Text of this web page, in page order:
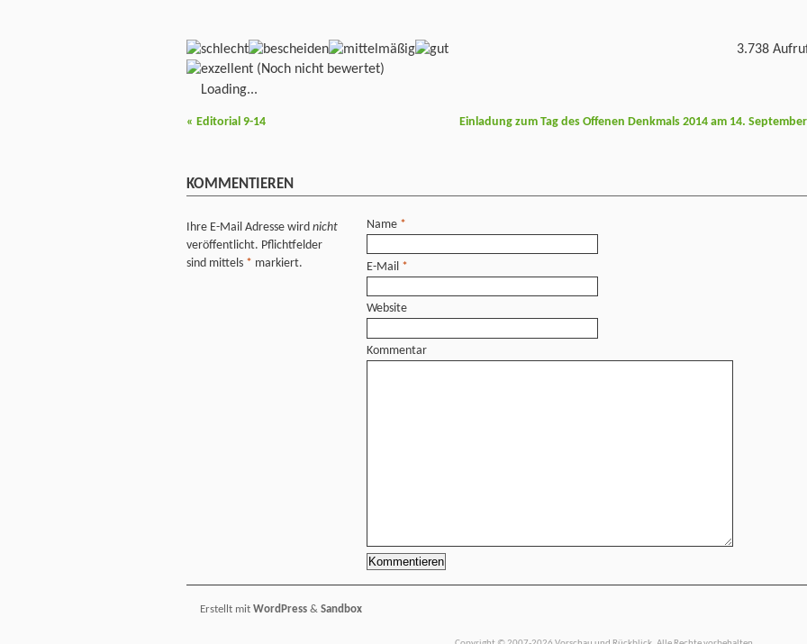
(Noch nicht bewertet)
Loading...
3.738
« Editorial 9-14 Einladung zum Tag des Offenen Denkmals 2014 am 14. September
KOMMENTIEREN
Ihre E-Mail Adresse wird nicht
veröffentlicht. Pflichtfelder
sind mittels * markiert.
Name *
E-Mail *
Website
Kommentar
Erstellt mit WordPress & Sandbox